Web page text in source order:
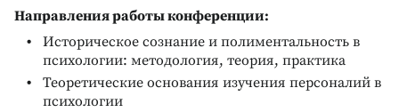
Направления работы конференции:
Историческое сознание и полиментальность в
психологии: методология, теория, практика
Теоретические основания изучения персоналий в
психологии